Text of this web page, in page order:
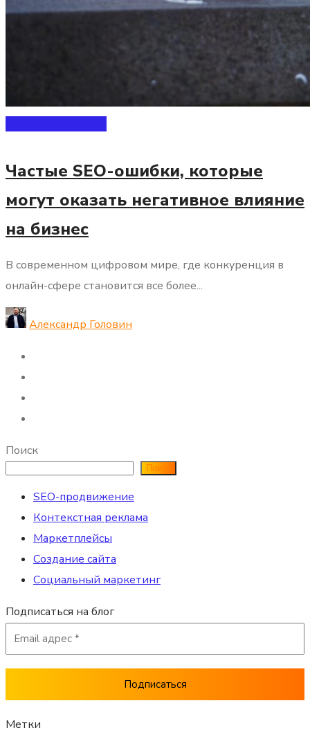
Частые SEO-ошибки, которые
могут оказать негативное влияние
на бизнес
В современном цифровом мире, где конкуренция в
онлайн-сфере становится все более...
Александр Головин
Поиск
Поиск
SEO-продвижение
Контекстная реклама
Маркетплейсы
Создание сайта
Социальный маркетинг
Подписаться на блог
Метки